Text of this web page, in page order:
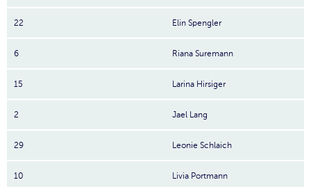
22 Elin Spengler
6 Riana Suremann
15 Larina Hirsiger
2 Jael Lang
29 Leonie Schlaich
10 Livia Portmann